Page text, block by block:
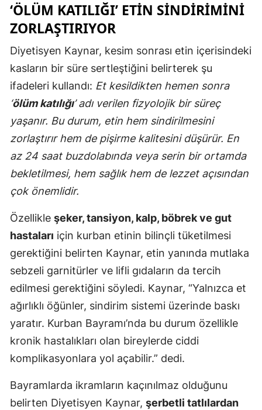
Giresun
Hatay
Isparta
Mersin
İstanbul
Kastamonu
Kayseri
Kırklareli
Kırşehir
Kocaeli
Malatya
‘ÖLÜM KATILIĞI’ ETIN SINDIRIMINI
ZORLAŞTIRIYOR
Diyetisyen Kaynar, kesim sonrası etin içerisindeki
kasların bir süre sertleştiğini belirterek şu
ifadeleri kullandı: Et kesildikten hemen sonra
‘ölüm katılığı’ adı verilen fizyolojik bir süreç
yaşanır. Bu durum, etin hem sindirilmesini
zorlaştırır hem de pişirme kalitesini düşürür. En
az 24 saat buzdolabında veya serin bir ortamda
bekletilmesi, hem sağlık hem de lezzet açısından
çok önemlidir.
Özellikle şeker, tansiyon, kalp, böbrek ve gut
hastaları için kurban etinin bilinçli tüketilmesi
gerektiğini belirten Kaynar, etin yanında mutlaka
sebzeli garnitürler ve lifli gıdaların da tercih
edilmesi gerektiğini söyledi. Kaynar, “Yalnızca et
ağırlıklı öğünler, sindirim sistemi üzerinde baskı
yaratır. Kurban Bayramı’nda bu durum özellikle
kronik hastalıkları olan bireylerde ciddi
komplikasyonlara yol açabilir.” dedi.
Bayramlarda ikramların kaçınılmaz olduğunu
belirten Diyetisyen Kaynar, şerbetli tatlılardan